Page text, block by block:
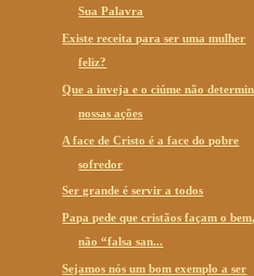
Sua Palavra
Existe receita para ser uma mulher
feliz?
Que a inveja e o ciúme não
nossas ações
A face de Cristo é a face do pobre
sofredor
Ser grande é servir a todos
Papa pede que cristãos façam o bem,
não “falsa san...
Sejamos nós um bom exemplo a ser